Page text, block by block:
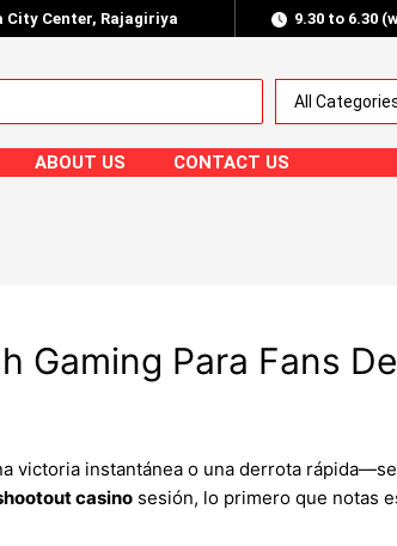
City Center, Rajagiriya 9.30 to 6.30
ABOUT US CONTACT US
Gaming Para Fans
victoria instantánea o una derrota
casino sesión, lo primero que notas